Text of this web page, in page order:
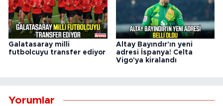
Galatasaray milli
futbolcuyu transfer ediyor
Altay Bayındır'ın yeni
adresi İspanya! Celta
Vigo'ya kiralandı
Yorumlar